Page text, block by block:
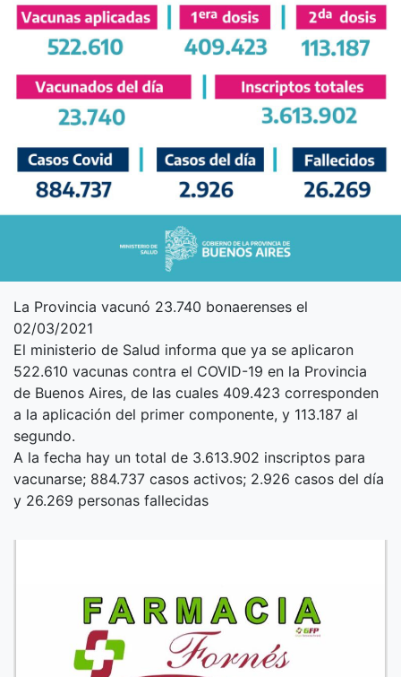
La Provincia vacunó 23.740 bonaerenses el
02/03/2021
El ministerio de Salud informa que ya se aplicaron
522.610 vacunas contra el COVID-19 en la Provincia
de Buenos Aires, de las cuales 409.423 corresponden
a la aplicación del primer componente, y 113.187 al
segundo.
A la fecha hay un total de 3.613.902 inscriptos para
vacunarse; 884.737 casos activos; 2.926 casos del día
y 26.269 personas fallecidas